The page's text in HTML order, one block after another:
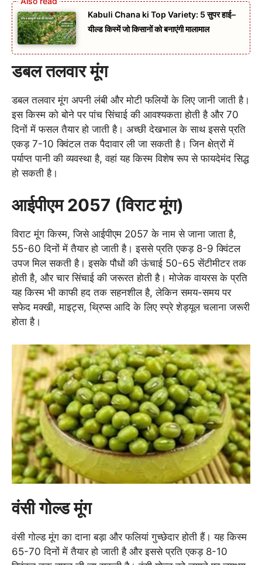
Kabuli Chana ki Top Variety: 5 सुपर हाई–
यील्ड किस्में जो किसानों को बनाएंगी मालामाल
डबल तलवार मूंग
डबल तलवार मूंग अपनी लंबी और मोटी फलियों के लिए जानी जाती है।
इस किस्म को बोने पर पांच सिंचाई की आवश्यकता होती है और 70
दिनों में फसल तैयार हो जाती है। अच्छी देखभाल के साथ इससे प्रति
एकड़ 7-10 क्विंटल तक पैदावार ली जा सकती है। जिन क्षेत्रों में
पर्याप्त पानी की व्यवस्था है, वहां यह किस्म विशेष रूप से फायदेमंद सिद्ध
हो सकती है।
आईपीएम 2057 (विराट मूंग)
विराट मूंग किस्म, जिसे आईपीएम 2057 के नाम से जाना जाता है,
55-60 दिनों में तैयार हो जाती है। इससे प्रति एकड़ 8-9 क्विंटल
उपज मिल सकती है। इसके पौधों की ऊंचाई 50-65 सेंटीमीटर तक
होती है, और चार सिंचाई की जरूरत होती है। मोजेक वायरस के प्रति
यह किस्म भी काफी हद तक सहनशील है, लेकिन समय-समय पर
सफेद मक्खी, माइट्स, थ्रिप्स आदि के लिए स्प्रे शेड्यूल चलाना जरूरी
होता है।
वंसी गोल्ड मूंग
वंसी गोल्ड मूंग का दाना बड़ा और फलियां गुच्छेदार होती हैं। यह किस्म
65-70 दिनों में तैयार हो जाती है और इससे प्रति एकड़ 8-10